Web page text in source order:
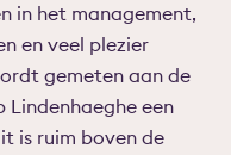
in het management,
en veel plezier
gemeten aan de
Lindenhaeghe een
is ruim boven de